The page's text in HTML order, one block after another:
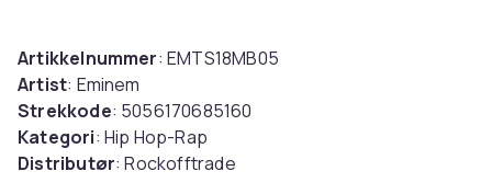
Artikkelnummer: EMTS18MB05
Artist: Eminem
Strekkode: 5056170685160
Kategori: Hip Hop-Rap
Distributør: Rockofftrade